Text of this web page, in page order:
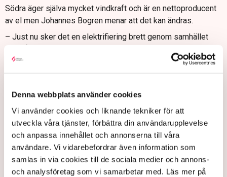
Denna webbplats använder cookies
Vi använder cookies och liknande tekniker för att
utveckla våra tjänster, förbättra din användarupplevelse
och anpassa innehållet och annonserna till våra
användare. Vi vidarebefordrar även information som
samlas in via cookies till de sociala medier och annons-
och analysföretag som vi samarbetar med. Läs mer på
Södra äger själva mycket vindkraft och är en nettoproducent
av el men Johannes Bogren menar att det kan ändras.
– Just nu sker det en elektrifiering brett genom samhället
vara en stor nettokonsument av el och då får ett behov av
säker och pålitlig elförsörjning.
”Kärnkraft ett stabilt kraftslag”
Han vill inte uttala sig specifikt om kärnkraften men
konstaterar att den har en viktig roll i det svenska
elsystemet.
– Den har varit en bra bas i det svenska elsystemet som
levererar jämna flöden med el året runt utan utsläpp av